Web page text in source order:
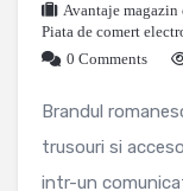
Avantaje
Piata de comert
0 Comments
Brandul
trusouri si
intr-un